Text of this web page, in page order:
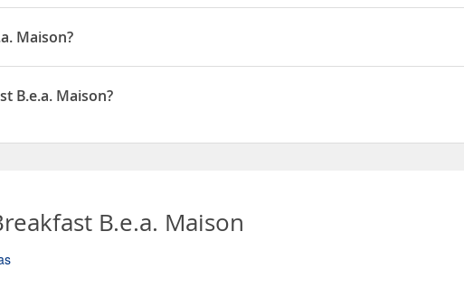
Maison?
Spezia, estarás a menos de cinco minutos en coche de Museo Nacional
encuentra a 26,2 km de Playa de Vernazza y a 30,4 km de Playa de
B.e.a. Maison?
B.e.a. Maison